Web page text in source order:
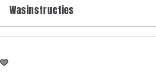
Wasinstructies